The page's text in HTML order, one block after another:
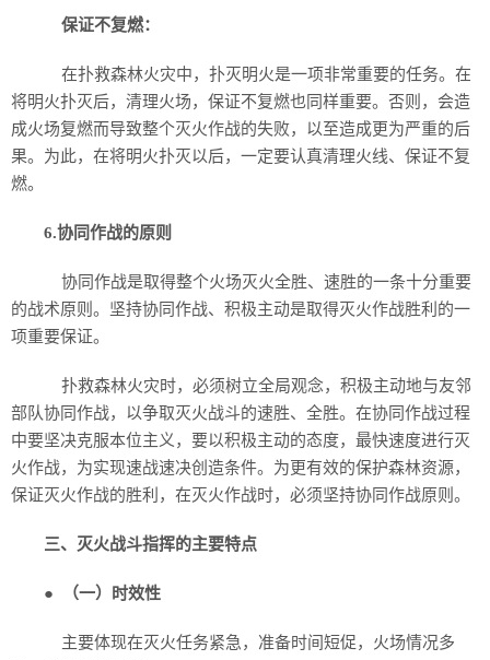
保证不复燃：
在扑救森林火灾中，扑灭明火是一项非常重要的任务。在
将明火扑灭后，清理火场，保证不复燃也同样重要。否则，会造
成火场复燃而导致整个灭火作战的失败，以至造成更为严重的后
果。为此，在将明火扑灭以后，一定要认真清理火线、保证不复
燃。
6.协同作战的原则
协同作战是取得整个火场灭火全胜、速胜的一条十分重要
的战术原则。坚持协同作战、积极主动是取得灭火作战胜利的一
项重要保证。
扑救森林火灾时，必须树立全局观念，积极主动地与友邻
部队协同作战，以争取灭火战斗的速胜、全胜。在协同作战过程
中要坚决克服本位主义，要以积极主动的态度，最快速度进行灭
火作战，为实现速战速决创造条件。为更有效的保护森林资源，
保证灭火作战的胜利，在灭火作战时，必须坚持协同作战原则。
三、灭火战斗指挥的主要特点
● （一）时效性
主要体现在灭火任务紧急，准备时间短促，火场情况多